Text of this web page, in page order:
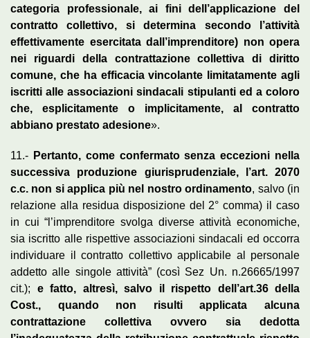
categoria professionale, ai fini dell’applicazione del
contratto collettivo, si determina secondo l’attività
effettivamente esercitata dall’imprenditore) non opera
nei riguardi della contrattazione collettiva di diritto
comune, che ha efficacia vincolante limitatamente agli
iscritti alle associazioni sindacali stipulanti ed a coloro
che, esplicitamente o implicitamente, al contratto
abbiano prestato adesione».
11.- Pertanto, come confermato senza eccezioni nella
successiva produzione giurisprudenziale, l’art. 2070
c.c. non si applica più nel nostro ordinamento, salvo (in
relazione alla residua disposizione del 2° comma) il caso
in cui “l’imprenditore svolga diverse attività economiche,
sia iscritto alle rispettive associazioni sindacali ed occorra
individuare il contratto collettivo applicabile al personale
addetto alle singole attività” (così Sez Un. n.26665/1997
cit.); e fatto, altresì, salvo il rispetto dell’art.36 della
Cost., quando non risulti applicata alcuna
contrattazione collettiva ovvero sia dedotta